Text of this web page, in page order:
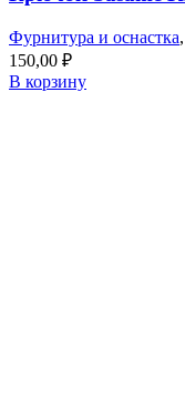
Фурнитура и оснастка,
150,00 ₽
В корзину